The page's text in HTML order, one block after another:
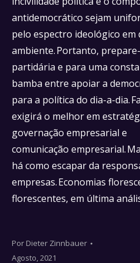
antidemocrático sejam
pelo espectro ideológico em
ambiente. Portanto,
partidária e para uma
bamba entre apoiar a
para a política do dia-a-dia.
exigirá o melhor em
governação empresarial e
comunicação empresarial.
há como escapar da
empresas. Economias
florescentes, em última
Por Dieter Zinnbauer
Agosto, 2021